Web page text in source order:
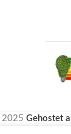
2025 Gehostet